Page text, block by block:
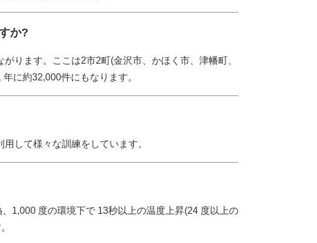
か?
ります。ここは2市2町(金沢市、かほく市、津幡町、
に約32,000件にもなります。
して様々な訓練をしています。
1,000 度の環境下で 13秒以上の温度上昇(24 度以上の